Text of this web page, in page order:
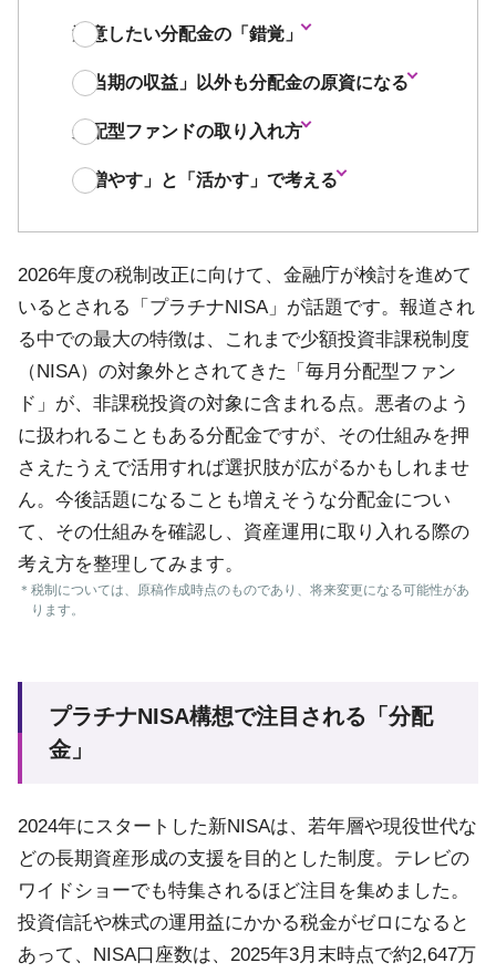
注意したい分配金の「錯覚」
「当期の収益」以外も分配金の原資になる
分配型ファンドの取り入れ方
「増やす」と「活かす」で考える
2026年度の税制改正に向けて、金融庁が検討を進めて
いるとされる「プラチナNISA」が話題です。報道され
る中での最大の特徴は、これまで少額投資非課税制度
（NISA）の対象外とされてきた「毎月分配型ファン
ド」が、非課税投資の対象に含まれる点。悪者のよう
に扱われることもある分配金ですが、その仕組みを押
さえたうえで活用すれば選択肢が広がるかもしれませ
ん。今後話題になることも増えそうな分配金につい
て、その仕組みを確認し、資産運用に取り入れる際の
考え方を整理してみます。
＊ 税制については、原稿作成時点のものであり、将来変更になる可能性があ
ります。
プラチナNISA構想で注目される「分配
金」
2024年にスタートした新NISAは、若年層や現役世代な
どの長期資産形成の支援を目的とした制度。テレビの
ワイドショーでも特集されるほど注目を集めました。
投資信託や株式の運用益にかかる税金がゼロになると
あって、NISA口座数は、2025年3月末時点で約2,647万